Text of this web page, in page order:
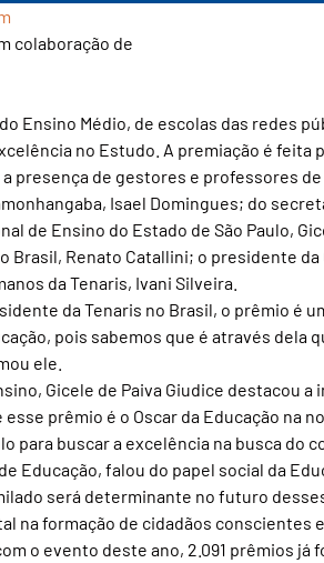
colaboração de
Ensino Médio, de escolas das redes
no Estudo. A premiação é feita
presença de gestores e professores
Isael Domingues; do
de Ensino do Estado de São Paulo,
Brasil, Renato Catallini; o presidente
da Tenaris, Ivani Silveira.
da Tenaris no Brasil, o prêmio é
pois sabemos que é através dela
ele.
Gicele de Paiva Giudice destacou
esse prêmio é o Oscar da Educação na
para buscar a excelência na busca do
Educação, falou do papel social da
será determinante no futuro
na formação de cidadãos conscientes
o evento deste ano, 2.091 prêmios